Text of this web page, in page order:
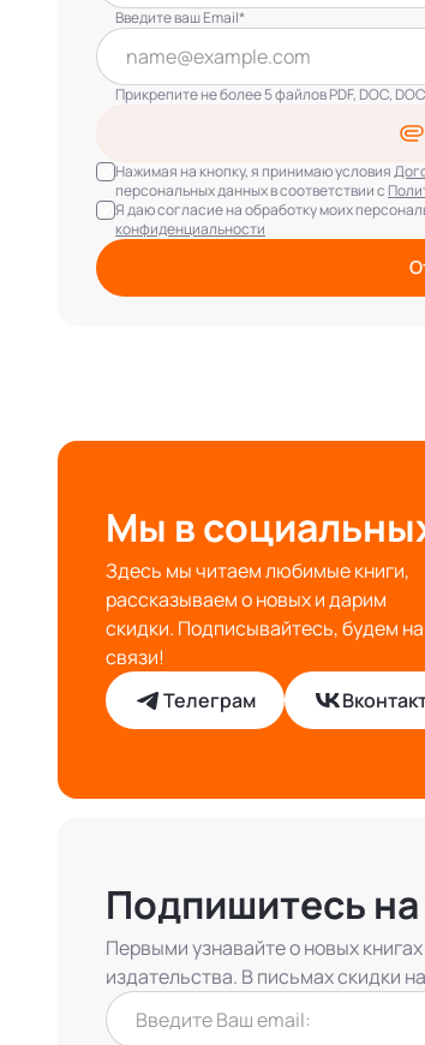
Введите ваш Email*
Прикрепите не более 5 файлов PDF, DOC,
Нажимая на кнопку, я принимаю условия
персональных данных в соответствии с
Я даю согласие на обработку моих
конфиденциальности
Мы в
Здесь мы читаем любимые книги,
рассказываем о новых и дарим
скидки. Подписывайтесь, будем на
связи!
Телеграм
Подпишитесь
Первыми узнавайте о новых
издательства. В письмах скидки